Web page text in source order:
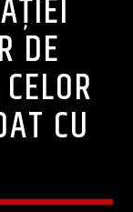
DE
CU